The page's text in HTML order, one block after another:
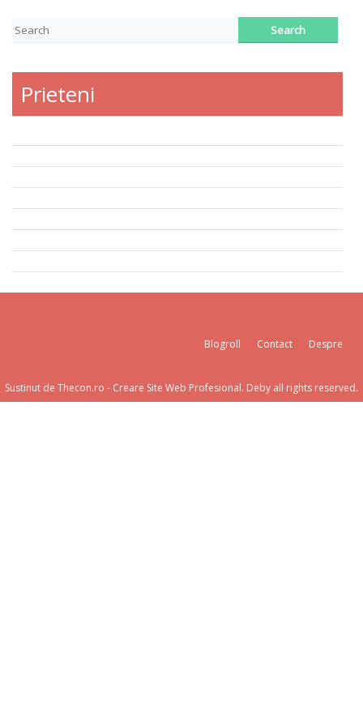
Prieteni
Blogroll Contact Despre
Sustinut de Thecon.ro - Creare Site Web Profesional. Deby all rights reserved.